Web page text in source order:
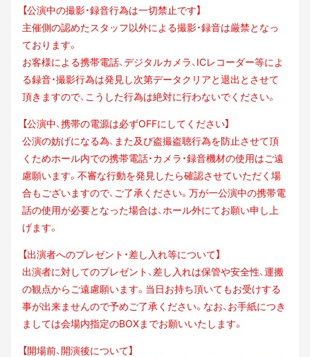
【公演中の撮影・録音行為は一切禁止です】
主催側の認めたスタッフ以外による撮影・録音は厳禁となっ
ております。
お客様による携帯電話、デジタルカメラ、ICレコーダー等によ
る録音・撮影行為は発見し次第データクリアと退出とさせて
頂きますので、こうした行為は絶対に行わないでください。
【公演中、携帯の電源は必ずOFFにしてください】
公演の妨げになる為、また及び盗撮盗聴行為を防止させて頂
くためホール内での携帯電話・カ メラ・録音機材の使用はご遠
慮願います。不審な行動を発見したら確認させていただく場
合も ございますので、ご了承ください。万が一公演中の携帯電
話の使用が必要となった場合は、ホール外にてお願い申し上
げます。
【出演者へのプレゼント・差し入れ等について】
出演者に対してのプレゼント、差し入れは保管や安全性、運搬
の観点からご遠慮願います。当 日お持ち頂いてもお受けする
事が出来ませんので予めご了承ください。なお、お手紙につき
ま しては会場内指定のBOXまでお願いいたします。
【開場前、開演後について】